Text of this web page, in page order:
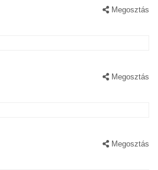
Megosztás
Megosztás
Megosztás